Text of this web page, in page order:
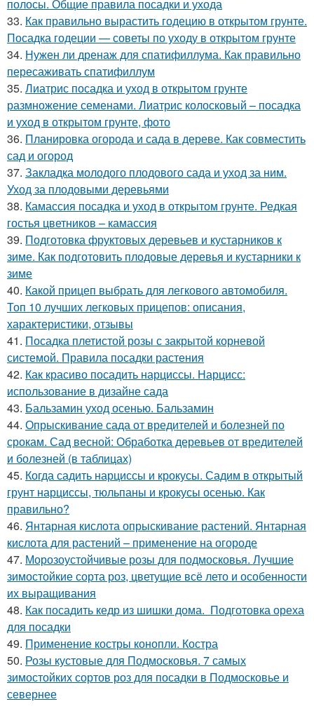
полосы. Общие правила посадки и ухода
33. Как правильно вырастить годецию в открытом грунте.
Посадка годеции — советы по уходу в открытом грунте
34. Нужен ли дренаж для спатифиллума. Как правильно
пересаживать спатифиллум
35. Лиатрис посадка и уход в открытом грунте
размножение семенами. Лиатрис колосковый – посадка
и уход в открытом грунте, фото
36. Планировка огорода и сада в дереве. Как совместить
сад и огород
37. Закладка молодого плодового сада и уход за ним.
Уход за плодовыми деревьями
38. Камассия посадка и уход в открытом грунте. Редкая
гостья цветников – камассия
39. Подготовка фруктовых деревьев и кустарников к
зиме. Как подготовить плодовые деревья и кустарники к
зиме
40. Какой прицеп выбрать для легкового автомобиля.
Топ 10 лучших легковых прицепов: описания,
характеристики, отзывы
41. Посадка плетистой розы с закрытой корневой
системой. Правила посадки растения
42. Как красиво посадить нарциссы. Нарцисс:
использование в дизайне сада
43. Бальзамин уход осенью. Бальзамин
44. Опрыскивание сада от вредителей и болезней по
срокам. Сад весной: Обработка деревьев от вредителей
и болезней (в таблицах)
45. Когда садить нарциссы и крокусы. Садим в открытый
грунт нарциссы, тюльпаны и крокусы осенью. Как
правильно?
46. Янтарная кислота опрыскивание растений. Янтарная
кислота для растений – применение на огороде
47. Морозоустойчивые розы для подмосковья. Лучшие
зимостойкие сорта роз, цветущие всё лето и особенности
их выращивания
48. Как посадить кедр из шишки дома. Подготовка ореха
для посадки
49. Применение костры конопли. Костра
50. Розы кустовые для Подмосковья. 7 самых
зимостойких сортов роз для посадки в Подмосковье и
севернее